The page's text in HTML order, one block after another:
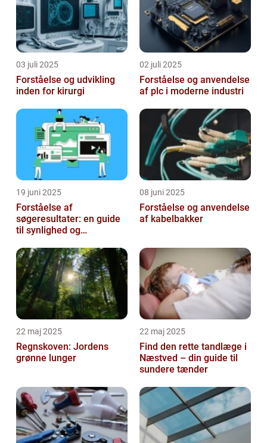
03 juli 2025
Forståelse og udvikling
inden for kirurgi
02 juli 2025
Forståelse og anvendelse
af plc i moderne industri
19 juni 2025
Forståelse af
søgeresultater: en guide
til synlighed og
08 juni 2025
Forståelse og anvendelse
af kabelbakker
22 maj 2025
Regnskoven: Jordens
grønne lunger
22 maj 2025
Find den rette tandlæge i
Næstved – din guide til
sundere tænder